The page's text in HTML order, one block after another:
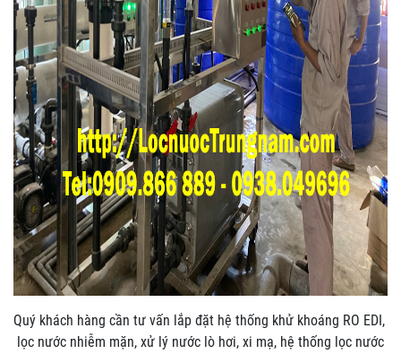
Quý khách hàng cần tư vấn lắp đặt hệ thống khử khoáng RO EDI,
lọc nước nhiễm mặn, xử lý nước lò hơi, xi mạ, hệ thống lọc nước